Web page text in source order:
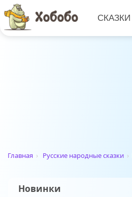
СКАЗКИ
Главная › Русские народные сказки ›
Новинки